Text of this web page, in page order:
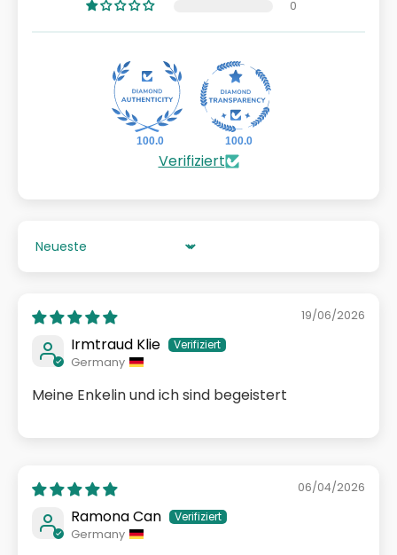
0
100.0 100.0
Verifiziert
Sort by
19/06/2026
Irmtraud Klie
Germany
Meine Enkelin und ich sind begeistert
06/04/2026
Ramona Can
Germany